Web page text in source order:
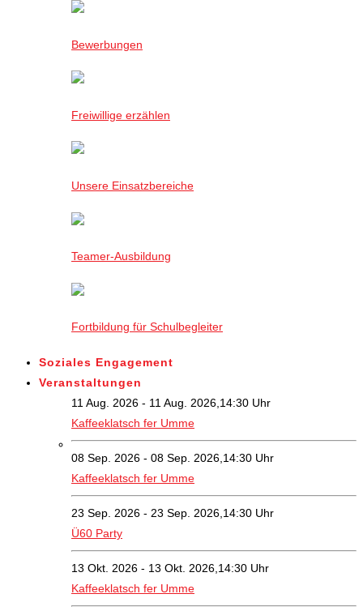
Bewerbungen
Freiwillige erzählen
Unsere Einsatzbereiche
Teamer-Ausbildung
Fortbildung für Schulbegleiter
Soziales Engagement
Veranstaltungen
11 Aug. 2026 - 11 Aug. 2026,14:30 Uhr
Kaffeeklatsch fer Umme
08 Sep. 2026 - 08 Sep. 2026,14:30 Uhr
Kaffeeklatsch fer Umme
23 Sep. 2026 - 23 Sep. 2026,14:30 Uhr
Ü60 Party
13 Okt. 2026 - 13 Okt. 2026,14:30 Uhr
Kaffeeklatsch fer Umme